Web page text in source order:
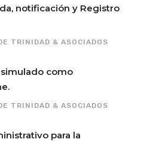
notificación y Registro
TRINIDAD & ASOCIADOS
como
TRINIDAD & ASOCIADOS
para la